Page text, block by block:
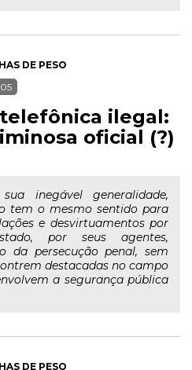
DE PESO
ilegal:
oficial (?)
inegável generalidade,
tem o mesmo sentido para
e desvirtuamentos por
por seus agentes,
da persecução penal, sem
destacadas no campo
a segurança pública
DE PESO